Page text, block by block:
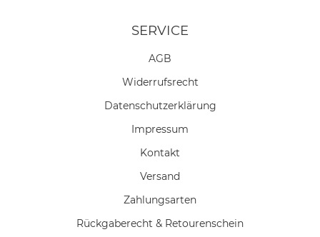
SERVICE
AGB
Widerrufs­recht
Daten­schutz­erklärung
Impressum
Kontakt
Versand
Zahlungsarten
Rückgaberecht & Retourenschein